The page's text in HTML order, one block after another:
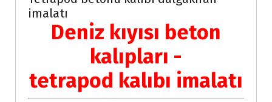
imalatı
Deniz kıyısı beton
kalıpları -
tetrapod kalıbı imalatı